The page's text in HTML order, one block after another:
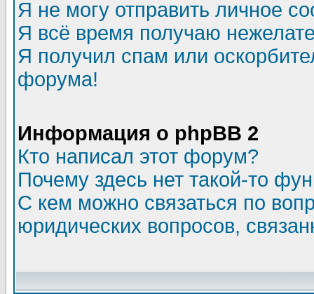
Я не могу отправить личное
Я всё время получаю
Я получил спам или
форума!
Информация о phpBB 2
Кто написал этот форум?
Почему здесь нет такой-то
С кем можно связаться по
юридических вопросов,